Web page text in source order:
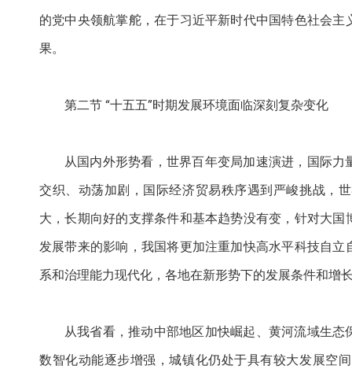
的党中央领航掌舵，在于习近平新时代中国特色社会
果。
第二节 “十五五”时期发展环境面临深刻复杂变化
从国内外形势看，世界百年变局加速演进，国际
交织、动荡加剧，国际经济贸易秩序遇到严峻挑战，
大，长期向好的支撑条件和基本趋势没有变，针对大
发展带来的影响，我国将更加注重加快高水平科技自
系和治理能力现代化，各地在新形势下的发展条件和增
从我省看，推动中部地区加快崛起、黄河流域生
数智化动能逐步增强，城镇化仍处于具有较大发展空